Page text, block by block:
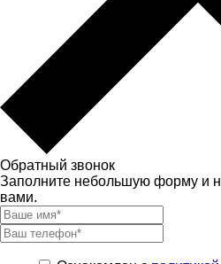
Обратный звонок
Заполните небольшую форму и
вами.